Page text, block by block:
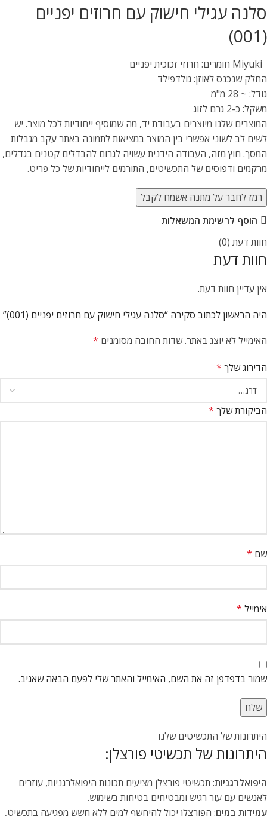
סלנה עגילי חישוק עם חרוזים יפניים
(001)
החלק שנכנס לאוזן: גולדפילד
גודל: ~ 28 מ"מ
משקל: כ-2 גרם לזוג
המוצרים שלנו מיוצרים בעבודת יד, מה שמוסיף ייחודיות לכל מוצר. יש
לשים לב לשוני אפשרי בין המוצר במציאות לתמונה באתר עקב מגבלות
המסך. חוץ מזה, העבודה הידנית עשויה לגרום להבדלים קטנים בגדלים,
מרקמים ודפוסים של התכשיטים, התורמים לייחודיות של כל פריט.
רמז לחבר על מתנה אשמח לקבל
הוסף לרשימת המשאלות
חוות דעת (0)
חוות דעת
אין עדיין חוות דעת.
היה הראשון לכתוב סקירה “סלנה עגילי חישוק עם חרוזים יפניים (001)”
האימייל לא יוצג באתר.שדות החובה מסומנים *
הדירוג שלך *
הביקורת שלך *
שם *
אימייל *
שמור בדפדפן זה את השם, האימייל והאתר שלי לפעם הבאה שאגיב.
היתרונות של התכשיטים שלנו
היתרונות של תכשיטי פורצלן:
היפואלרגניות: תכשיטי פורצלן מציעים תכונות היפואלרגניות, עוזרים
לאנשים עם עור רגיש ומבטיחים בטיחות בשימוש.
עמידות במים: הפורצלן יכול להיחשף למים ללא חשש מפגיעה בתכשיט,